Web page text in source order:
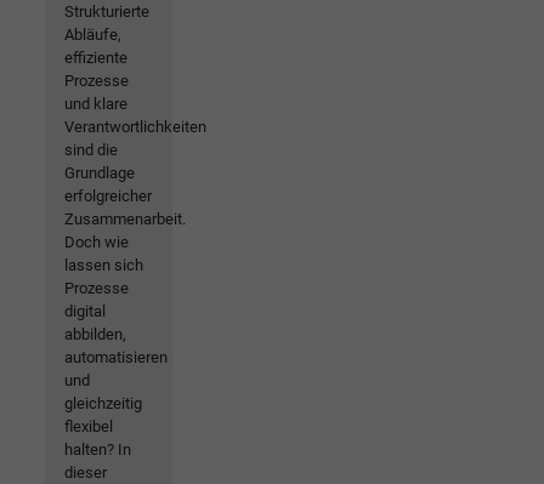
Strukturierte
Abläufe,
effiziente
Prozesse
und klare
Verantwortlichkeiten
sind die
Grundlage
erfolgreicher
Zusammenarbeit.
Doch wie
lassen sich
Prozesse
digital
abbilden,
automatisieren
und
gleichzeitig
flexibel
halten? In
dieser